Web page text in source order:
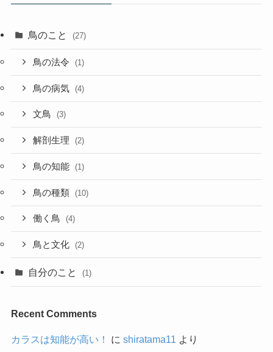
鳥のこと (27)
鳥の法令 (1)
鳥の病気 (4)
文鳥 (3)
解剖生理 (2)
鳥の知能 (1)
鳥の種類 (10)
働く鳥 (4)
鳥と文化 (2)
自分のこと (1)
Recent Comments
カラスは知能が高い！ に shiratama11 より